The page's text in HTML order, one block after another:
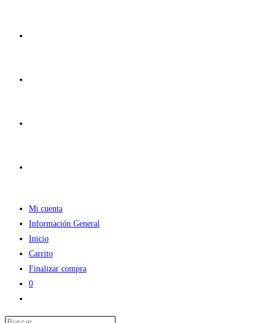
Mi cuenta
Información General
Inicio
Carrito
Finalizar compra
0